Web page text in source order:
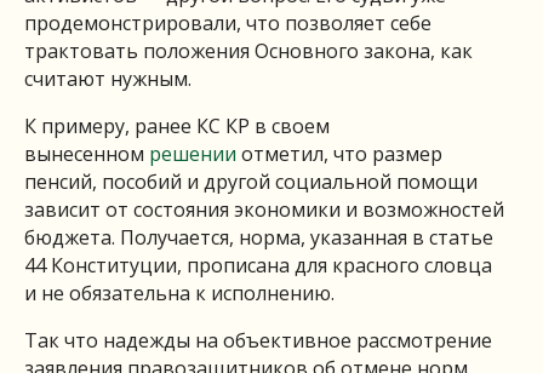
продемонстрировали, что позволяет себе
трактовать положения Основного закона, как
считают нужным.
К примеру, ранее КС КР в своем
вынесенном решении отметил, что размер
пенсий, пособий и другой социальной помощи
зависит от состояния экономики и возможностей
бюджета. Получается, норма, указанная в статье
44 Конституции, прописана для красного словца
и не обязательна к исполнению.
Так что надежды на объективное рассмотрение